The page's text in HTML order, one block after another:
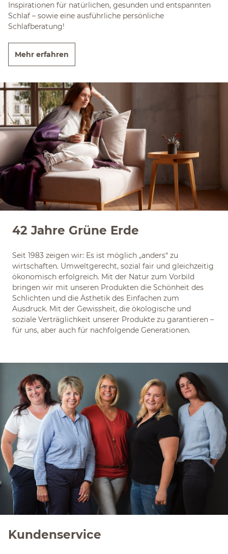
Inspirationen für natürlichen, gesunden und entspannten
Schlaf – sowie eine ausführliche persönliche
Schlafberatung!
Mehr erfahren
42 Jahre Grüne Erde
Seit 1983 zeigen wir: Es ist möglich „anders“ zu
wirtschaften. Umweltgerecht, sozial fair und gleichzeitig
ökonomisch erfolgreich. Mit der Natur zum Vorbild
bringen wir mit unseren Produkten die Schönheit des
Schlichten und die Ästhetik des Einfachen zum
Ausdruck. Mit der Gewissheit, die ökologische und
soziale Verträglichkeit unserer Produkte zu garantieren –
für uns, aber auch für nachfolgende Generationen.
Kundenservice